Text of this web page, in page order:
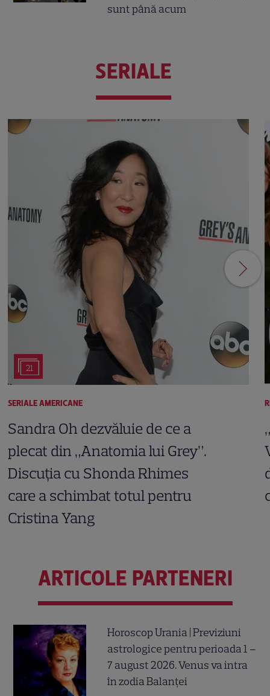
sunt până acum
SERIALE
21
SERIALE AMERICANE
Sandra Oh dezvăluie de ce a
plecat din „Anatomia lui Grey”.
Discuția cu Shonda Rhimes
care a schimbat totul pentru
Cristina Yang
ARTICOLE PARTENERI
Horoscop Urania | Previziuni
astrologice pentru perioada 1 –
7 august 2026. Venus va intra
în zodia Balanței